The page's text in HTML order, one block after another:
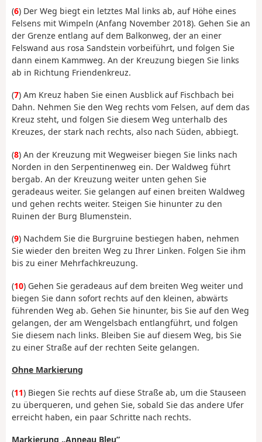
(6) Der Weg biegt ein letztes Mal links ab, auf Höhe eines
Felsens mit Wimpeln (Anfang November 2018). Gehen Sie an
der Grenze entlang auf dem Balkonweg, der an einer
Felswand aus rosa Sandstein vorbeiführt, und folgen Sie
dann einem Kammweg. An der Kreuzung biegen Sie links
ab in Richtung Friendenkreuz.
(7) Am Kreuz haben Sie einen Ausblick auf Fischbach bei
Dahn. Nehmen Sie den Weg rechts vom Felsen, auf dem das
Kreuz steht, und folgen Sie diesem Weg unterhalb des
Kreuzes, der stark nach rechts, also nach Süden, abbiegt.
(8) An der Kreuzung mit Wegweiser biegen Sie links nach
Norden in den Serpentinenweg ein. Der Waldweg führt
bergab. An der Kreuzung weiter unten gehen Sie
geradeaus weiter. Sie gelangen auf einen breiten Waldweg
und gehen rechts weiter. Steigen Sie hinunter zu den
Ruinen der Burg Blumenstein.
(9) Nachdem Sie die Burgruine bestiegen haben, nehmen
Sie wieder den breiten Weg zu Ihrer Linken. Folgen Sie ihm
bis zu einer Mehrfachkreuzung.
(10) Gehen Sie geradeaus auf dem breiten Weg weiter und
biegen Sie dann sofort rechts auf den kleinen, abwärts
führenden Weg ab. Gehen Sie hinunter, bis Sie auf den Weg
gelangen, der am Wengelsbach entlangführt, und folgen
Sie diesem nach links. Bleiben Sie auf diesem Weg, bis Sie
zu einer Straße auf der rechten Seite gelangen.
Ohne Markierung
(11) Biegen Sie rechts auf diese Straße ab, um die Stauseen
zu überqueren, und gehen Sie, sobald Sie das andere Ufer
erreicht haben, ein paar Schritte nach rechts.
Markierung „Anneau Bleu”